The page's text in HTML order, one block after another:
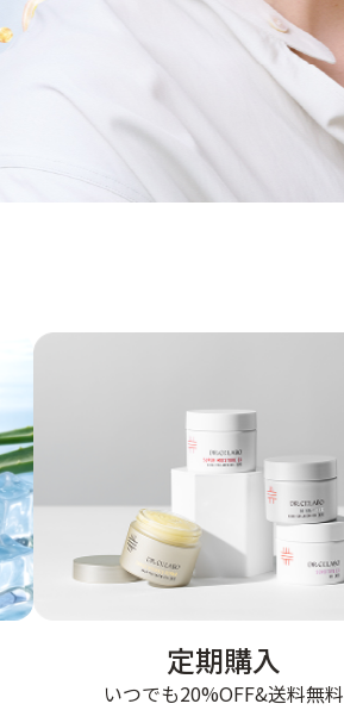
定期購入
いつでも20%OFF&送料無料